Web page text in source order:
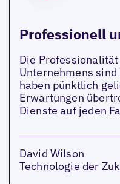
Professionell
Die
Unternehmens
haben pünktlich
Erwartungen
Dienste auf jeden
David Wilson
Technologie der